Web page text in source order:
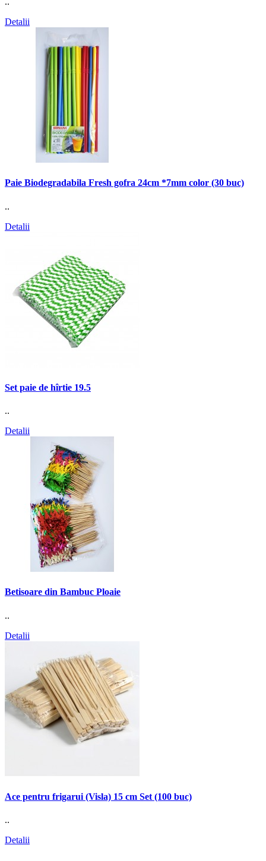
Detalii
Paie Biodegradabila Fresh gofra 24cm *7mm color (30 buc)
..
Detalii
Set paie de hîrtie 19.5
..
Detalii
Betisoare din Bambuc Ploaie
..
Detalii
Ace pentru frigarui (Visla) 15 cm Set (100 buc)
..
Detalii